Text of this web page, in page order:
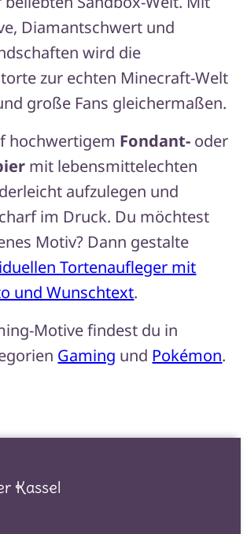
Diamantschwert und
wird die
zur echten Minecraft-Welt
große Fans gleichermaßen.
hochwertigem Fondant- oder
mit lebensmittelechten
aufzulegen und
im Druck. Du möchtest
Motiv? Dann gestalte
Tortenaufleger mit
und Wunschtext.
Motive findest du in
Gaming und Pokémon.
Kassel